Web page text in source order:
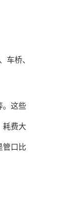
车桥、
。这些
耗费大
管口比